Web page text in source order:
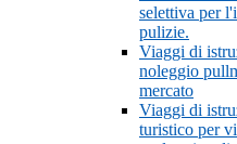
selettiva per
pulizie.
Viaggi di
noleggio
mercato
Viaggi di
turistico per